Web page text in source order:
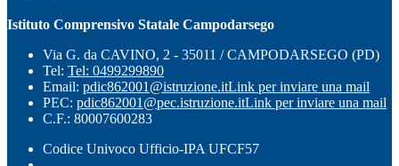
Istituto Comprensivo Statale Campodarsego
Via G. da CAVINO, 2 - 35011 / CAMPODARSEGO (PD)
Tel: Tel: 0499299890
Email: pdic862001@istruzione.itLink per inviare una mail
PEC: pdic862001@pec.istruzione.itLink per inviare una mail
C.F.: 80007600283
Codice Univoco Ufficio-IPA UFCF57